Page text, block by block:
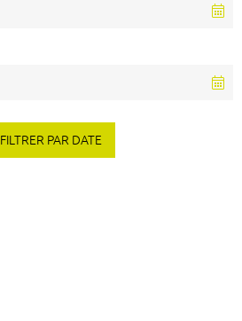
FILTRER PAR DATE